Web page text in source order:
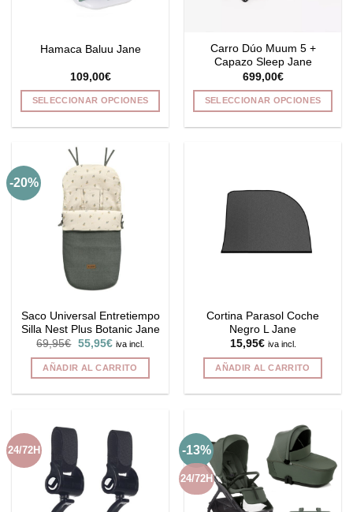
página
producto
página
de
producto
Hamaca Baluu Jane
109,00€
SELECCIONAR OPCIONES
tiene
múltiples
variantes.
Las
opciones
se
pueden
elegir
página
de
producto
Carro Dúo Muum 5 +
Capazo Sleep Jane
699,00€
SELECCIONAR OPCIONES
opciones
pueden
página
de
producto
-20%
Saco Universal Entretiempo
Silla Nest Plus Botanic Jane
69,95€ El
original
era:
55,95€El
actual
es:
iva incl.
AÑADIR AL CARRITO
Cortina Parasol Coche
Negro L Jane
15,95€ iva incl.
AÑADIR AL CARRITO
24/72H -13%
24/72H